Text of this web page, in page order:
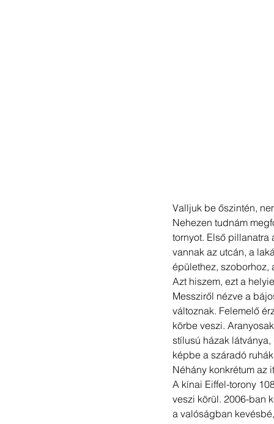
Valljuk be őszintén,
Nehezen tudnám
tornyot. Első
vannak az utcán, a
épülethez, szoborhoz,
Azt hiszem, ezt a
Messziről nézve a
változnak. Felemelő
körbe veszi.
stílusú házak
képbe a száradó
Néhány konkrétum az
A kínai Eiffel-torony
veszi körül. 2006-ban
a valóságban